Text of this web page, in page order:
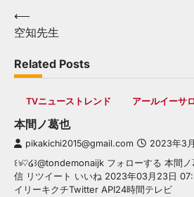
Post
navigation
⟵
空知先生
Related Posts
TVニューストレンド アールイーサ
本間ノ葛也
pikakichi2015@gmail.com 2023年3
꒰ঌ♡໒꒱@tondemonaijk フォローする 本間
信 リツイート いいね 2023年03月23日
イリーキクチTwitter API24時間テレビ